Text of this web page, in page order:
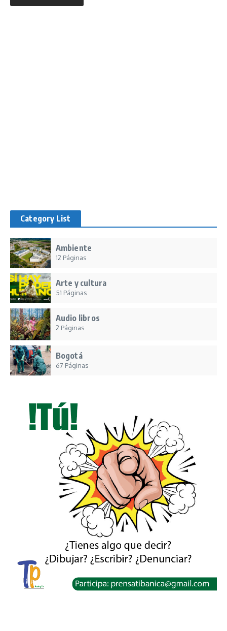
Category List
Ambiente
12 Páginas
Arte y cultura
51 Páginas
Audio libros
2 Páginas
Bogotá
67 Páginas